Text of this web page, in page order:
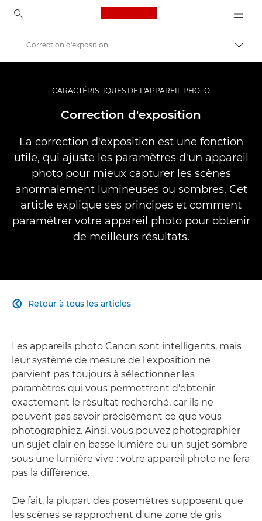
Canon Logo, back to
Vidéo et photographie professionnelles
Banque d'informations : source d'informations sur la photographie
Correction d'exposition
CARACTÉRISTIQUES DE L'APPAREIL PHOTO
Correction d'exposition
La correction d'exposition est une fonction
utile, qui ajuste les paramètres d'un appareil
photo pour mieux capturer les scènes
anormalement lumineuses ou sombres. Cet
article explique ses principes et comment
paramétrer votre appareil photo pour obtenir
de meilleurs résultats.
Retour à tous les articles

Les appareils photo Canon sont intelligents, mais
leur système de mesure de l'exposition ne
parvient pas toujours à sélectionner les
paramètres qui vous permettront d'obtenir
exactement le résultat recherché, car ils ne
peuvent pas savoir précisément ce que vous
photographiez. Ainsi, vous pouvez photographier
un sujet clair en basse lumière ou un sujet sombre
sous une lumière vive : votre appareil photo ne fera
pas la différence.
De fait, la plupart des posemètres supposent que
les scènes se rapprochent d'une zone de gris